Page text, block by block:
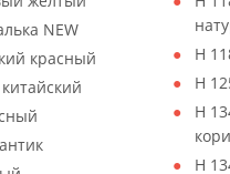
NEW
красный
H
H
H
H